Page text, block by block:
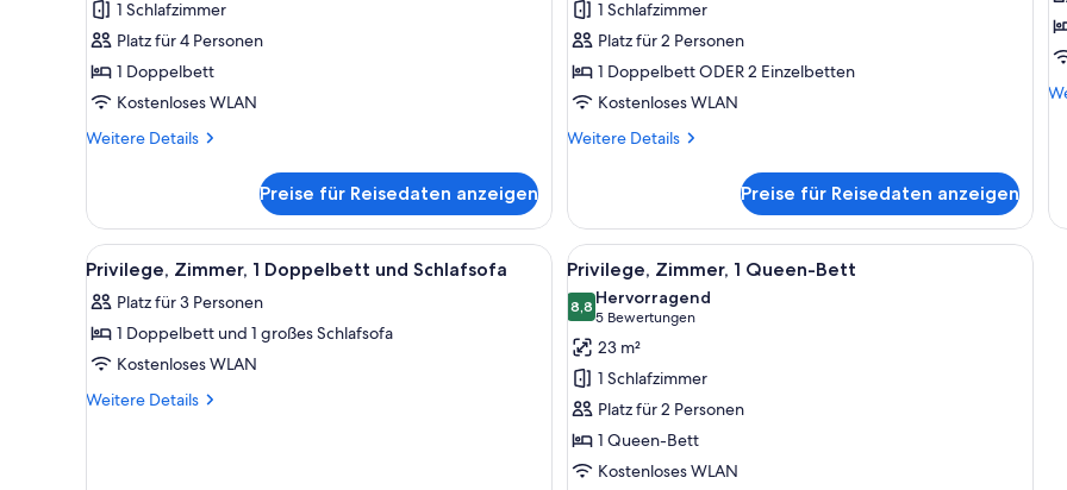
Doppelbett
anzeigen
1 Schlafzimmer
Platz für 4 Personen
1 Doppelbett
Kostenloses WLAN
Weitere Details
Weitere
Suite,
Doppelbett
Preise für Reisedaten anzeigen
anzeigen
1 Schlafzimmer
Platz für 2 Personen
1 Doppelbett ODER 2 Einzelbetten
Kostenloses WLAN
Weitere Details
Weitere
Zweibettzimmer
Preise für Reisedaten anzeigen
Alle
Fotos
für
Privilege,
Zimmer,
1 Doppelbett
Ein Hotelzimmer mit einem großen Bett, zwei Nachttischen, einer Zeitschrift und zwei Handtüchern.
6
Privilege, Zimmer, 1 Doppelbett und Schlafsofa
Platz für 3 Personen
1 Doppelbett und 1 großes Schlafsofa
Kostenloses WLAN
Weitere Details
Weitere
Alle
Fotos
für
Privilege,
Zimmer,
Queen-
Bett
anzeigen
Ein Hotelzimmer mit einem großen
14
Privilege, Zimmer, 1 Queen-Bett
8,88,8 von 10
Hervorragend
5 Bewertungen
(5
Bewertungen)
23 m²
1 Schlafzimmer
Platz für 2 Personen
1 Queen-Bett
Kostenloses WLAN